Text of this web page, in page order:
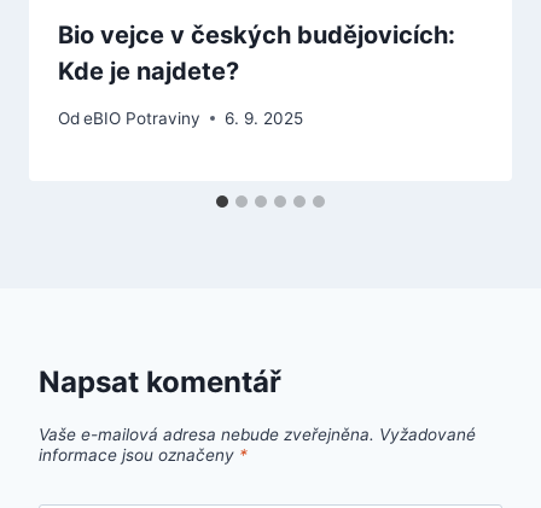
Bio vejce v českých budějovicích:
Kde je najdete?
OdeBIO Potraviny 6. 9. 2025
Napsat komentář
Vaše e-mailová adresa nebude zveřejněna. Vyžadované
informace jsou označeny *